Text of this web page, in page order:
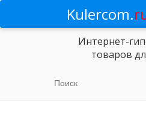
Kulercom.
Интернет-
товаров